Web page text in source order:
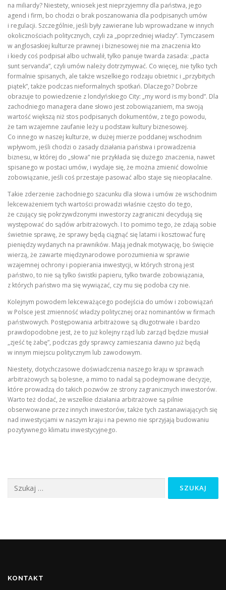
na miliardy? Niestety, wniosek jest nieprzyjemny dla państwa, jego
agend i firm, bo chodzi o brak poszanowania dla podpisanych umów
i regulacji. Szczególnie, jeśli były zawierane lub wprowadzane w innych
okolicznościach politycznych, czyli za „poprzedniej władzy”. Tymczasem
w anglosaskiej kulturze prawnej i biznesowej nie ma znaczenia kto
i kiedy coś podpisał albo uchwalił, tylko panuje twarda zasada: „pacta
sunt servanda”, czyli umów należy dotrzymywać. Co więcej, nie tylko tych
formalnie spisanych, ale także wszelkiego rodzaju obietnic i „przybitych
piątek”, także podczas nieformalnych spotkań. Dlaczego? Dobrze
obrazuje to powiedzenie z londyńskiego City: „my word is my bond”. Dla
zachodniego managera dane słowo jest zobowiązaniem, ma swoją
wartość większą niż stos podpisanych dokumentów, z tego powodu,
że tam wzajemne zaufanie leży u podstaw kultury biznesowej.
Co innego w naszej kulturze, w dużej mierze poddanej wschodnim
wpływom, jeśli chodzi o zasady działania państwa i prowadzenia
biznesu, w której do „słowa” nie przykłada się dużego znaczenia, nawet
spisanego w postaci umów, i wydaje się, że można zmienić dowolnie
zobowiązanie, jeśli coś przestaje pasować albo staje się nieopłacalne.
Takie zderzenie zachodniego szacunku dla słowa i umów ze wschodnim
lekceważeniem tych wartości prowadzi właśnie często do tego,
że czujący się pokrzywdzonymi inwestorzy zagraniczni decydują się
występować do sądów arbitrażowych. I to pomimo tego, że zdają sobie
świetnie sprawę, że sprawy będą ciągnąć się latami i kosztować furę
pieniędzy wydanych na prawników. Mają jednak motywację, bo święcie
wierzą, że zawarte międzynarodowe porozumienia w sprawie
wzajemnej ochrony i popierania inwestycji, w których stroną jest
państwo, to nie są tylko świstki papieru, tylko twarde zobowiązania,
z których państwo ma się wywiązać, czy mu się podoba czy nie.
Kolejnym powodem lekceważącego podejścia do umów i zobowiązań
w Polsce jest zmienność władzy politycznej oraz nominantów w firmach
państwowych. Postępowania arbitrażowe są długotrwałe i bardzo
prawdopodobne jest, że to już kolejny rząd lub zarząd będzie musiał
„zjeść tę żabę”, podczas gdy sprawcy zamieszania dawno już będą
w innym miejscu politycznym lub zawodowym.
Niestety, dotychczasowe doświadczenia naszego kraju w sprawach
arbitrażowych są bolesne, a mimo to nadal są podejmowane decyzje,
które prowadzą do takich pozwów ze strony zagranicznych inwestorów.
Warto też dodać, że wszelkie działania arbitrażowe są pilnie
obserwowane przez innych inwestorów, także tych zastanawiających się
nad inwestycjami w naszym kraju i na pewno nie sprzyjają budowaniu
pozytywnego klimatu inwestycyjnego.
KONTAKT